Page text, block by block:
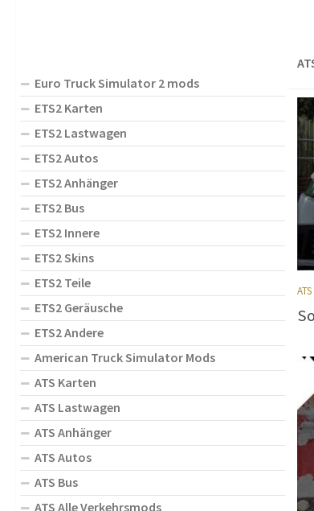
Euro Truck Simulator 2 mods
ETS2 Karten
ETS2 Lastwagen
ETS2 Autos
ETS2 Anhänger
ETS2 Bus
ETS2 Innere
ETS2 Skins
ETS2 Teile
ETS2 Geräusche
ETS2 Andere
American Truck Simulator Mods
ATS Karten
ATS Lastwagen
ATS Anhänger
ATS Autos
ATS Bus
ATS Alle Verkehrsmods